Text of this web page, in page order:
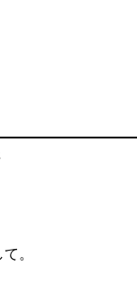
。